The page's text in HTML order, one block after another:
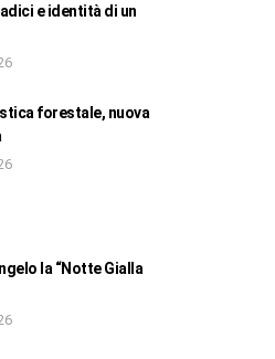
e identità di un
forestale, nuova
la “Notte Gialla